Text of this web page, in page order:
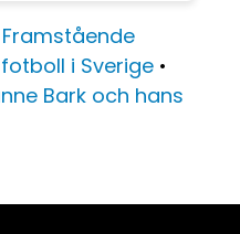
Framstående
i Sverige •
Bark och hans